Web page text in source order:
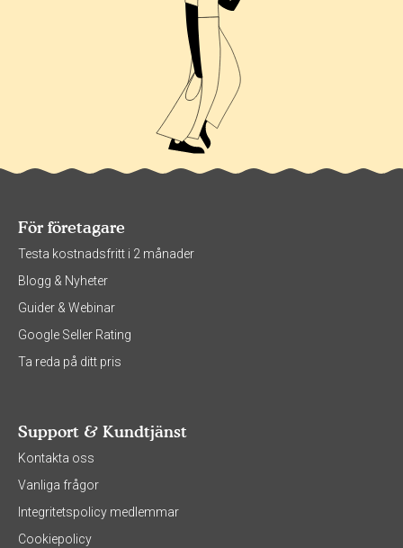
För företagare
Testa kostnadsfritt i 2 månader
Blogg & Nyheter
Guider & Webinar
Google Seller Rating
Ta reda på ditt pris
Support & Kundtjänst
Kontakta oss
Vanliga frågor
Integritetspolicy medlemmar
Cookiepolicy